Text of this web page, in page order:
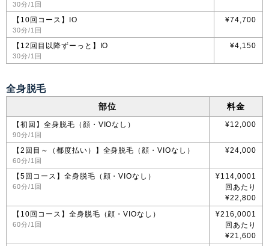
30分/1回
【10回コース】IO
30分/1回
¥74,700
【12回目以降ずーっと】IO
30分/1回
¥4,150
全身脱毛
部位 料金
【初回】全身脱毛（顔・VIOなし）
90分/1回
¥12,000
【2回目～（都度払い）】全身脱毛（顔・VIOなし）
60分/1回
¥24,000
【5回コース】全身脱毛（顔・VIOなし）
60分/1回
¥114,0001
回あたり
¥22,800
【10回コース】全身脱毛（顔・VIOなし）
60分/1回
¥216,0001
回あたり
¥21,600